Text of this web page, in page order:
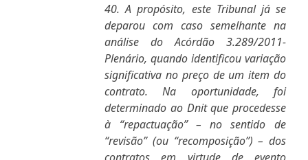
40. A propósito, este Tribunal já se
deparou com caso semelhante na
análise do Acórdão 3.289/2011-
Plenário, quando identificou variação
significativa no preço de um item do
contrato. Na oportunidade, foi
determinado ao Dnit que procedesse
à “repactuação” – no sentido de
“revisão” (ou “recomposição”) – dos